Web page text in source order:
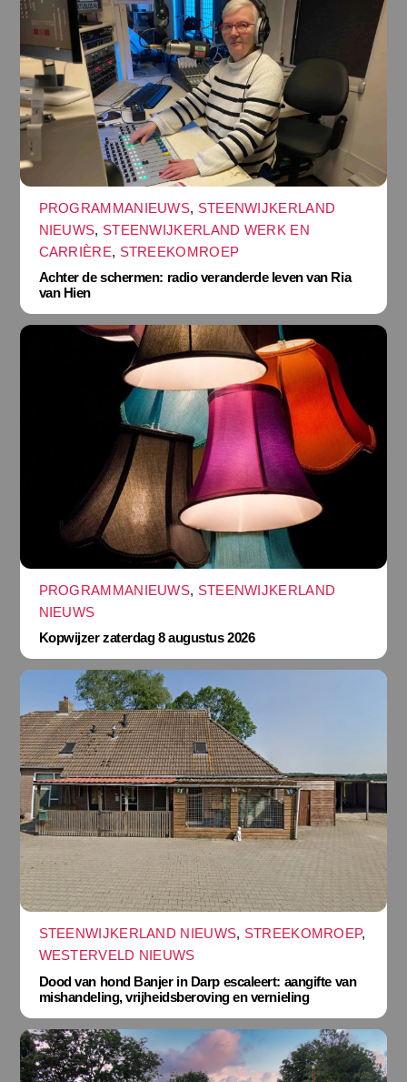
PROGRAMMANIEUWS, STEENWIJKERLAND
NIEUWS, STEENWIJKERLAND WERK EN
CARRIÈRE, STREEKOMROEP
Achter de schermen: radio veranderde leven van Ria
van Hien
PROGRAMMANIEUWS, STEENWIJKERLAND
NIEUWS
Kopwijzer zaterdag 8 augustus 2026
STEENWIJKERLAND NIEUWS, STREEKOMROEP,
WESTERVELD NIEUWS
Dood van hond Banjer in Darp escaleert: aangifte van
mishandeling, vrijheidsberoving en vernieling